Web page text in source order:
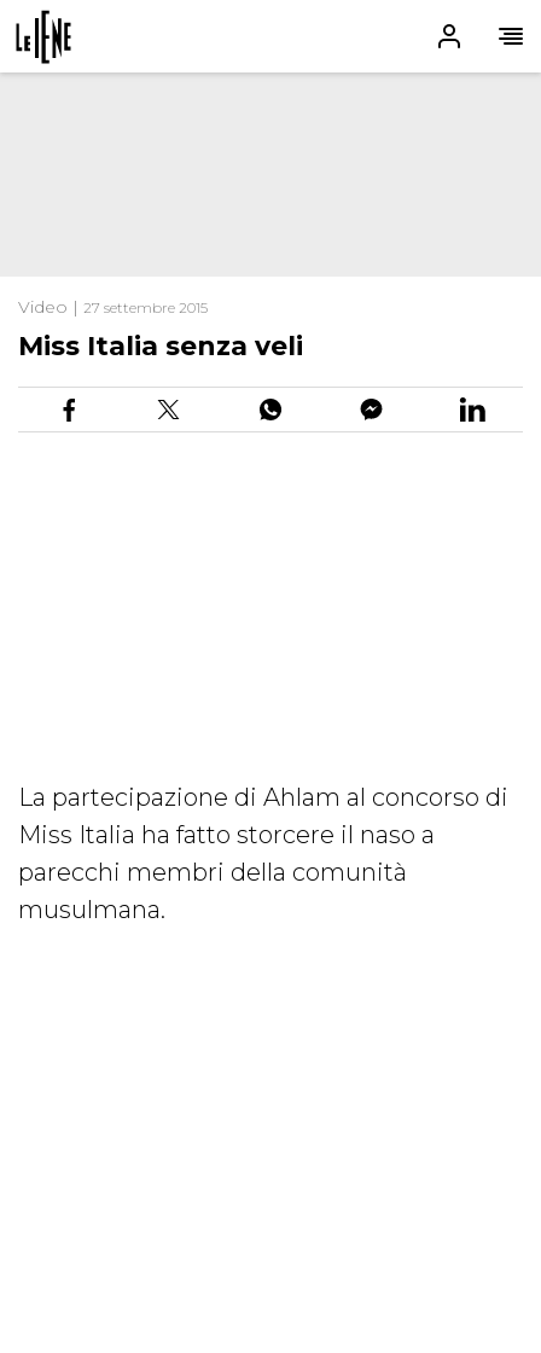
Video | 27 settembre 2015
Miss Italia senza veli
La partecipazione di Ahlam al concorso di
Miss Italia ha fatto storcere il naso a
parecchi membri della comunità
musulmana.